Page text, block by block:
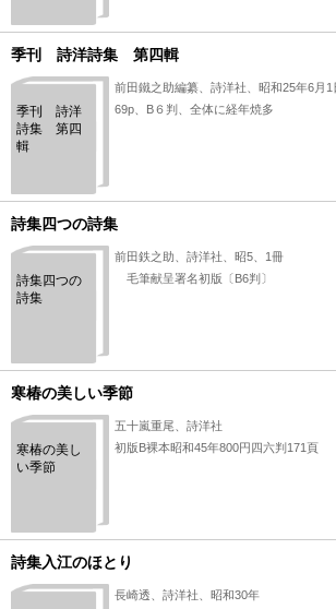
季刊 詩洋詩集 第四輯
季刊 詩洋
詩集 第四
輯
前田鐵之助編纂、詩洋社、昭和25年6月1
69p、B６判、全体に経年焼多
詩集四つの詩集
詩集四つの
詩集
前田鉄之助、詩洋社、昭5、1冊
毛筆献呈署名初版〔B6判〕
寒椿の美しい季節
寒椿の美し
い季節
五十嵐重尾、詩洋社
初版B裸本昭和45年800円四六判171頁
詩集入江のほとり
長崎透、詩洋社、昭和30年